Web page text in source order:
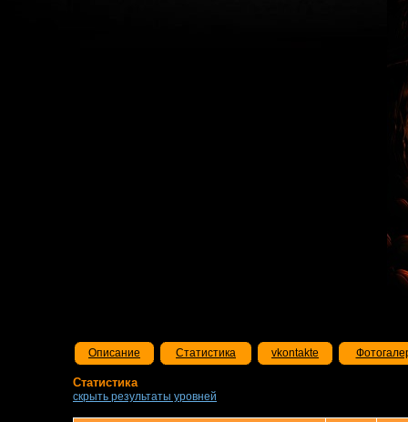
Описание Статистика vkontakte
Статистика
скрыть результаты уровней